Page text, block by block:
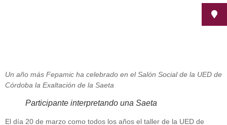
Un año más Fepamic ha celebrado en el Salón Social de la UED de
Córdoba la Exaltación de la Saeta
Participante interpretando una Saeta
El día 20 de marzo como todos los años el taller de la UED de